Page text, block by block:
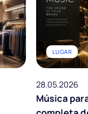
LUGAR
28.05.2026
Música